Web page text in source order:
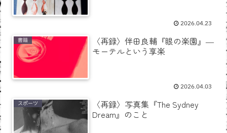
2026.04.23
書籍
〈再録〉伴田良輔『眼の楽園』―
モーテルという享楽
2026.04.03
スポーツ
〈再録〉写真集『The Sydney
Dream』のこと